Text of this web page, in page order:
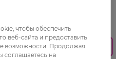
27 07 - 23 08
0_Спец.ціна
чтобы обеспечить
веб-сайта и предоставить
возможности. Продолжая
соглашаетесь на